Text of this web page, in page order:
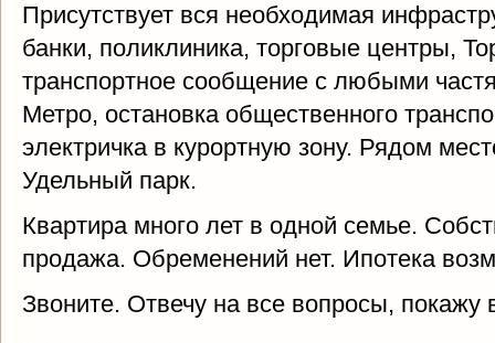
Присутствует вся необходимая
банки, поликлиника, торговые центры,
транспортное сообщение с любыми
Метро, остановка общественного
электричка в курортную зону. Рядом
Удельный парк.
Квартира много лет в одной семье.
продажа. Обременений нет. Ипотека
Звоните. Отвечу на все вопросы, покажу